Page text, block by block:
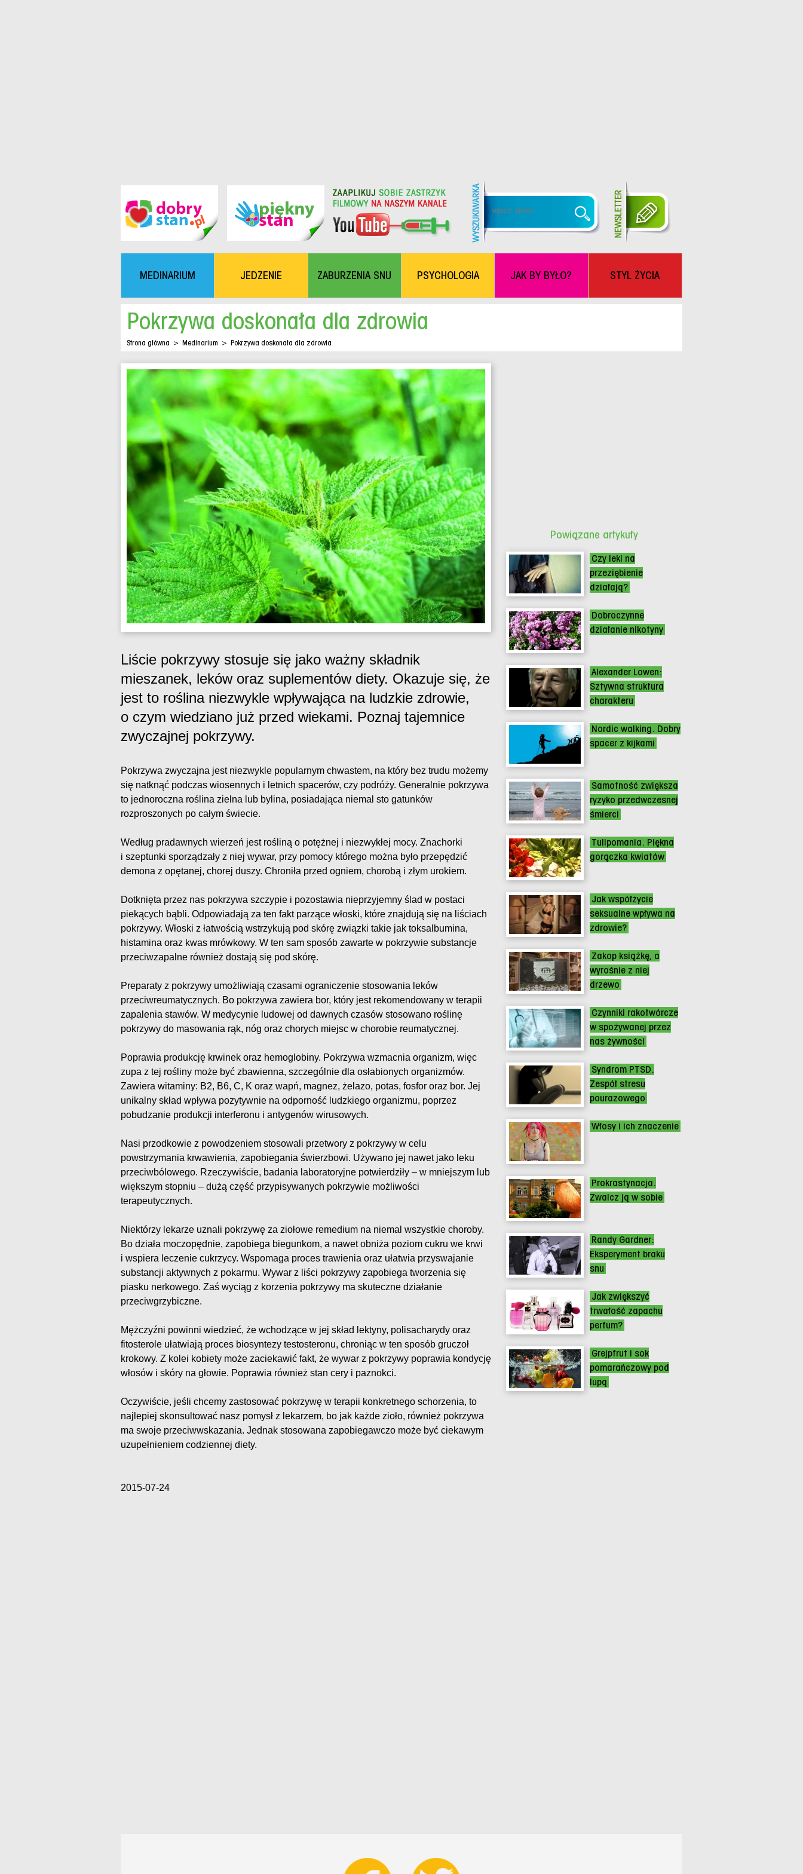
MEDINARIUM JEDZENIE ZABURZENIA SNU PSYCHOLOGIA JAK BY BYŁO? STYL ŻYCIA
Pokrzywa doskonała dla zdrowia
Strona główna > Medinarium > Pokrzywa doskonała dla zdrowia
Liście pokrzywy stosuje się jako ważny składnik
mieszanek, leków oraz suplementów diety. Okazuje się, że
jest to roślina niezwykle wpływająca na ludzkie zdrowie,
o czym wiedziano już przed wiekami. Poznaj tajemnice
zwyczajnej pokrzywy.
Pokrzywa zwyczajna jest niezwykle popularnym chwastem, na który bez trudu możemy
się natknąć podczas wiosennych i letnich spacerów, czy podróży. Generalnie pokrzywa
to jednoroczna roślina zielna lub bylina, posiadająca niemal sto gatunków
rozproszonych po całym świecie.
Według pradawnych wierzeń jest rośliną o potężnej i niezwykłej mocy. Znachorki
i szeptunki sporządzały z niej wywar, przy pomocy którego można było przepędzić
demona z opętanej, chorej duszy. Chroniła przed ogniem, chorobą i złym urokiem.
Dotknięta przez nas pokrzywa szczypie i pozostawia nieprzyjemny ślad w postaci
piekących bąbli. Odpowiadają za ten fakt parzące włoski, które znajdują się na liściach
pokrzywy. Włoski z łatwością wstrzykują pod skórę związki takie jak toksalbumina,
histamina oraz kwas mrówkowy. W ten sam sposób zawarte w pokrzywie substancje
przeciwzapalne również dostają się pod skórę.
Preparaty z pokrzywy umożliwiają czasami ograniczenie stosowania leków
przeciwreumatycznych. Bo pokrzywa zawiera bor, który jest rekomendowany w terapii
zapalenia stawów. W medycynie ludowej od dawnych czasów stosowano roślinę
pokrzywy do masowania rąk, nóg oraz chorych miejsc w chorobie reumatycznej.
Poprawia produkcję krwinek oraz hemoglobiny. Pokrzywa wzmacnia organizm, więc
zupa z tej rośliny może być zbawienna, szczególnie dla osłabionych organizmów.
Zawiera witaminy: B2, B6, C, K oraz wapń, magnez, żelazo, potas, fosfor oraz bor. Jej
unikalny skład wpływa pozytywnie na odporność ludzkiego organizmu, poprzez
pobudzanie produkcji interferonu i antygenów wirusowych.
Nasi przodkowie z powodzeniem stosowali przetwory z pokrzywy w celu
powstrzymania krwawienia, zapobiegania świerzbowi. Używano jej nawet jako leku
przeciwbólowego. Rzeczywiście, badania laboratoryjne potwierdziły – w mniejszym lub
większym stopniu – dużą część przypisywanych pokrzywie możliwości
terapeutycznych.
Niektórzy lekarze uznali pokrzywę za ziołowe remedium na niemal wszystkie choroby.
Bo działa moczopędnie, zapobiega biegunkom, a nawet obniża poziom cukru we krwi
i wspiera leczenie cukrzycy. Wspomaga proces trawienia oraz ułatwia przyswajanie
substancji aktywnych z pokarmu. Wywar z liści pokrzywy zapobiega tworzenia się
piasku nerkowego. Zaś wyciąg z korzenia pokrzywy ma skuteczne działanie
przeciwgrzybiczne.
Mężczyźni powinni wiedzieć, że wchodzące w jej skład lektyny, polisacharydy oraz
fitosterole ułatwiają proces biosyntezy testosteronu, chroniąc w ten sposób gruczoł
krokowy. Z kolei kobiety może zaciekawić fakt, że wywar z pokrzywy poprawia kondycję
włosów i skóry na głowie. Poprawia również stan cery i paznokci.
Oczywiście, jeśli chcemy zastosować pokrzywę w terapii konkretnego schorzenia, to
najlepiej skonsultować nasz pomysł z lekarzem, bo jak każde zioło, również pokrzywa
ma swoje przeciwwskazania. Jednak stosowana zapobiegawczo może być ciekawym
uzupełnieniem codziennej diety.
2015-07-24
Powiązane artykuły
Czy leki na
przeziębienie
działają?
Dobroczynne
działanie nikotyny
Alexander Lowen:
Sztywna struktura
charakteru
Nordic walking. Dobry
spacer z kijkami
Samotność zwiększa
ryzyko przedwczesnej
śmierci
Tulipomania. Piękna
gorączka kwiatów
Jak współżycie
seksualne wpływa na
zdrowie?
Zakop książkę, a
wyrośnie z niej
drzewo
Czynniki rakotwórcze
w spożywanej przez
nas żywności
Syndrom PTSD.
Zespół stresu
pourazowego
Włosy i ich znaczenie
Prokrastynacja.
Zwalcz ją w sobie
Randy Gardner:
Eksperyment braku
snu
Jak zwiększyć
trwałość zapachu
perfum?
Grejpfrut i sok
pomarańczowy pod
lupą